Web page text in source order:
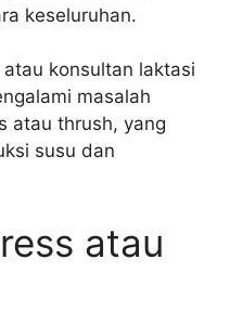
keseluruhan.
konsultan laktasi
masalah
atau thrush, yang
susu dan
atau